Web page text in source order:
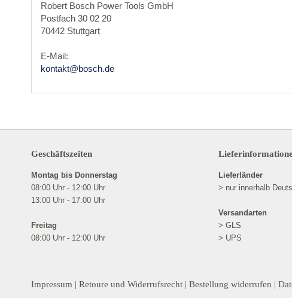
Robert Bosch Power Tools GmbH
Postfach 30 02 20
70442 Stuttgart
E-Mail:
kontakt@bosch.de
Geschäftszeiten
Montag bis Donnerstag
08:00 Uhr - 12:00 Uhr
13:00 Uhr - 17:00 Uhr
Freitag
08:00 Uhr - 12:00 Uhr
Lieferländer
> nur innerhalb
Versandarten
> GLS
> UPS
Impressum | Retoure und Widerrufsrecht | Bestellung widerrufen |